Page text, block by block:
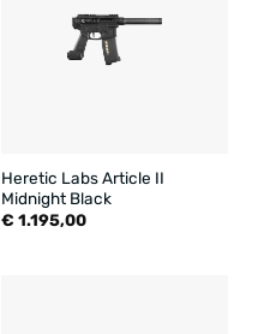
Heretic Labs Article II
Midnight Black
€ 1.195,00